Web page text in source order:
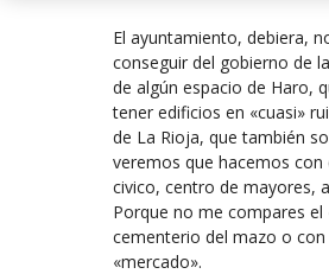
El ayuntamiento, debiera,
conseguir del gobierno de
de algún espacio de Haro,
tener edificios en «cuasi»
de La Rioja, que también
veremos que hacemos
civico, centro de mayores,
Porque no me compares el
cementerio del mazo o
«mercado».